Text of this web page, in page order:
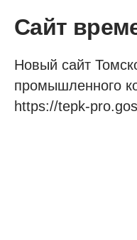
Сайт
Новый сайт
промышленного
https://tepk-